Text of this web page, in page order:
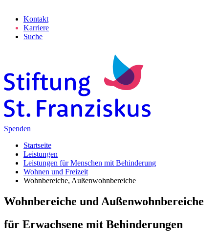
Kontakt
Karriere
Suche
Spenden
Startseite
Leistungen
Leistungen für Menschen mit Behinderung
Wohnen und Freizeit
Wohnbereiche, Außenwohnbereiche
Wohn­bereiche und Außen­wohn­bereiche
für Erwachsene mit Behinderungen